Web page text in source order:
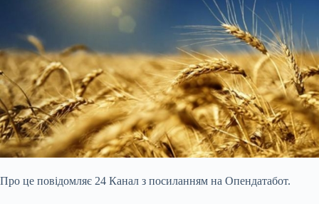
Про це повідомляє 24 Канал з посиланням на Опендатабот.